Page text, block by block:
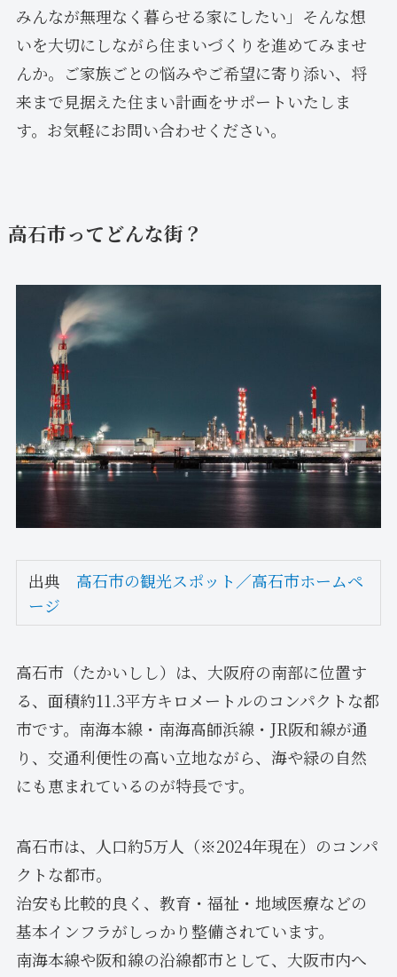
みんなが無理なく暮らせる家にしたい」そんな想
いを大切にしながら住まいづくりを進めてみませ
んか。ご家族ごとの悩みやご希望に寄り添い、将
来まで見据えた住まい計画をサポートいたしま
す。お気軽にお問い合わせください。
高石市ってどんな街？
出典 高石市の観光スポット／高石市ホームペ
ージ
高石市（たかいしし）は、大阪府の南部に位置す
る、面積約11.3平方キロメートルのコンパクトな都
市です。南海本線・南海高師浜線・JR阪和線が通
り、交通利便性の高い立地ながら、海や緑の自然
にも恵まれているのが特長です。
高石市は、人口約5万人（※2024年現在）のコンパ
クトな都市。
治安も比較的良く、教育・福祉・地域医療などの
基本インフラがしっかり整備されています。
南海本線や阪和線の沿線都市として、大阪市内へ